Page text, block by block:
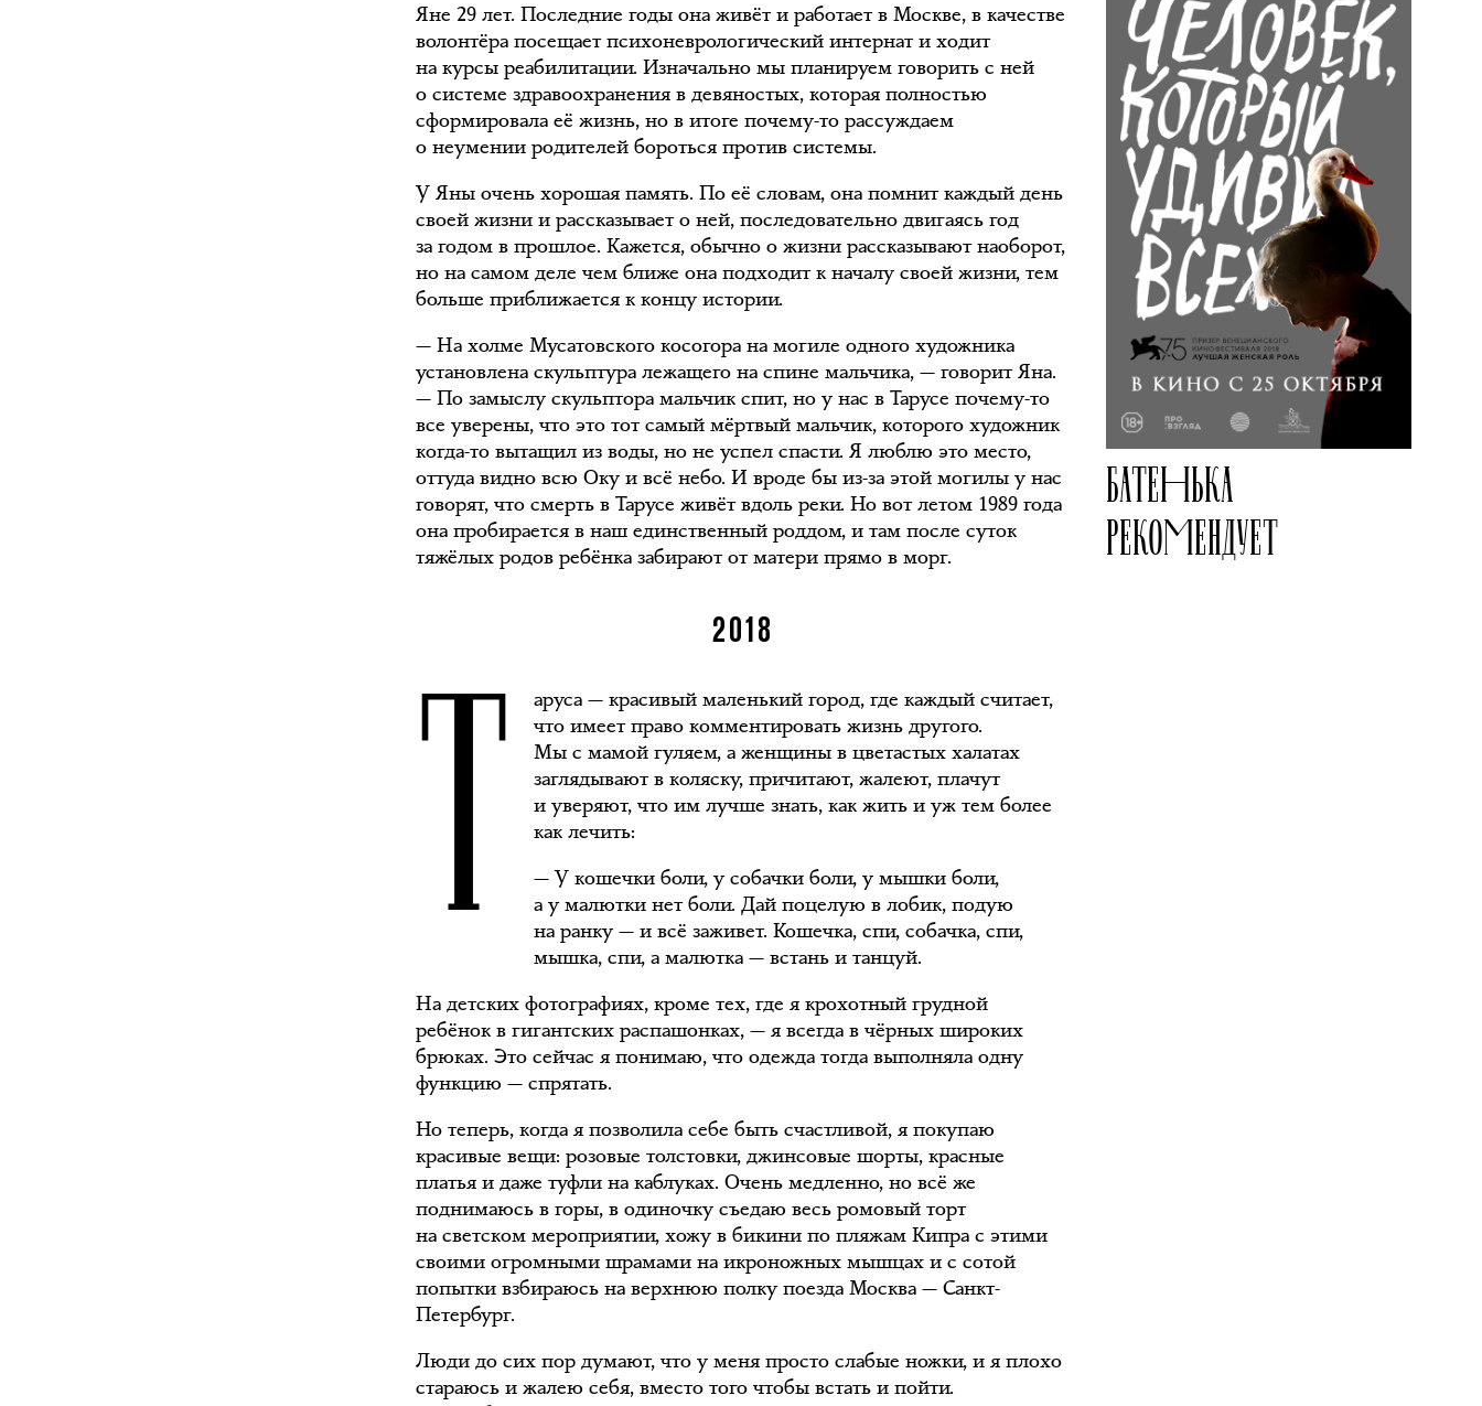
Яне 29 лет. Последние годы она живёт и работает в Москве, в качестве
волонтёра посещает психоневрологический интернат и ходит
на курсы реабилитации. Изначально мы планируем говорить с ней
о системе здравоохранения в девяностых, которая полностью
сформировала её жизнь, но в итоге почему-то рассуждаем
о неумении родителей бороться против системы.
У Яны очень хорошая память. По её словам, она помнит каждый день
своей жизни и рассказывает о ней, последовательно двигаясь год
за годом в прошлое. Кажется, обычно о жизни рассказывают наоборот,
но на самом деле чем ближе она подходит к началу своей жизни, тем
больше приближается к концу истории.
— На холме Мусатовского косогора на могиле одного художника
установлена скульптура лежащего на спине мальчика, — говорит Яна.
— По замыслу скульптора мальчик спит, но у нас в Тарусе почему-то
все уверены, что это тот самый мёртвый мальчик, которого художник
когда-то вытащил из воды, но не успел спасти. Я люблю это место,
оттуда видно всю Оку и всё небо. И вроде бы из-за этой могилы у нас
говорят, что смерть в Тарусе живёт вдоль реки. Но вот летом 1989 года
она пробирается в наш единственный роддом, и там после суток
тяжёлых родов ребёнка забирают от матери прямо в морг.
БАТЕНЬКА
РЕКОМЕНДУЕТ
2018
Т
аруса — красивый маленький город, где каждый считает,
что имеет право комментировать жизнь другого.
Мы с мамой гуляем, а женщины в цветастых халатах
заглядывают в коляску, причитают, жалеют, плачут
и уверяют, что им лучше знать, как жить и уж тем более
как лечить:
— У кошечки боли, у собачки боли, у мышки боли,
а у малютки нет боли. Дай поцелую в лобик, подую
на ранку — и всё заживет. Кошечка, спи, собачка, спи,
мышка, спи, а малютка — встань и танцуй.
На детских фотографиях, кроме тех, где я крохотный грудной
ребёнок в гигантских распашонках, — я всегда в чёрных широких
брюках. Это сейчас я понимаю, что одежда тогда выполняла одну
функцию — спрятать.
Но теперь, когда я позволила себе быть счастливой, я покупаю
красивые вещи: розовые толстовки, джинсовые шорты, красные
платья и даже туфли на каблуках. Очень медленно, но всё же
поднимаюсь в горы, в одиночку съедаю весь ромовый торт
на светском мероприятии, хожу в бикини по пляжам Кипра c этими
своими огромными шрамами на икроножных мышцах и с сотой
попытки взбираюсь на верхнюю полку поезда Москва — Санкт-
Петербург.
Люди до сих пор думают, что у меня просто слабые ножки, и я плохо
стараюсь и жалею себя, вместо того чтобы встать и пойти.